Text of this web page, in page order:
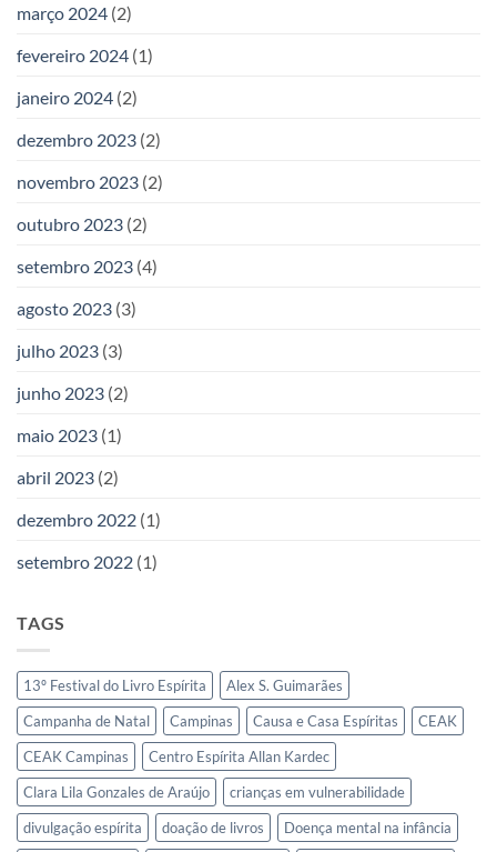
março 2024 (2)
fevereiro 2024 (1)
janeiro 2024 (2)
dezembro 2023 (2)
novembro 2023 (2)
outubro 2023 (2)
setembro 2023 (4)
agosto 2023 (3)
julho 2023 (3)
junho 2023 (2)
maio 2023 (1)
abril 2023 (2)
dezembro 2022 (1)
setembro 2022 (1)
TAGS
13º Festival do Livro Espírita
Alex S. Guimarães
Campanha de Natal
Campinas Causa e Casa Espíritas
CEAK
CEAK Campinas
Centro Espírita Allan Kardec
Clara Lila Gonzales de Araújo
crianças em vulnerabilidade
divulgação espírita
doação de livros
Doença mental na infância